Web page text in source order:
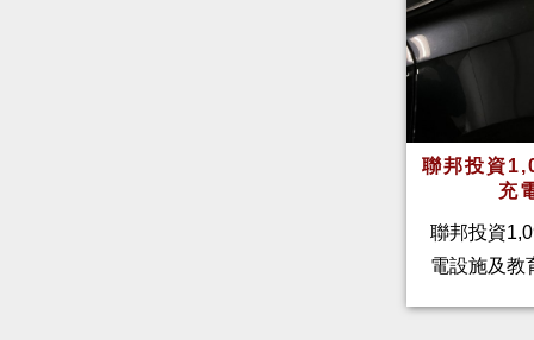
聯邦投資
充
聯邦投資
電設施及教